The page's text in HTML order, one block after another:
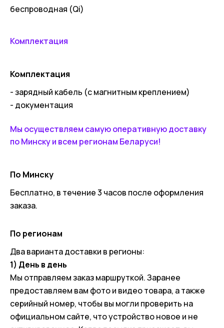
беспроводная (Qi)
Комплектация
Комплектация
- зарядный кабель (с магнитным креплением)
- документация
Мы осуществляем самую оперативную доставку
по Минску и всем регионам Беларуси!
По Минску
Бесплатно, в течение 3 часов после оформления
заказа.
По регионам
Два варианта доставки в регионы:
1) День в день
Мы отправляем заказ маршруткой. Заранее
предоставляем вам фото и видео товара, а также
серийный номер, чтобы вы могли проверить на
официальном сайте, что устройство новое и не